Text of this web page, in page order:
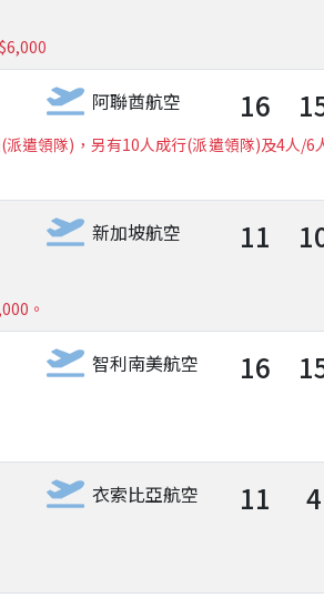
遣領隊)，另有10人成行(派遣領隊)及4人/6
阿聯酋航空 16
。
新加坡航空 11
智利南美航空 16
衣索比亞航空 11 4